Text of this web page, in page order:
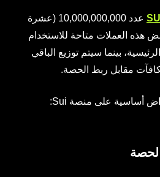
عدد 10,000,000,000 (عشرة
هذه العملات متاحة للاستخدام
بينما سيتم توزيع الباقي
مقابل ربط الحصة.